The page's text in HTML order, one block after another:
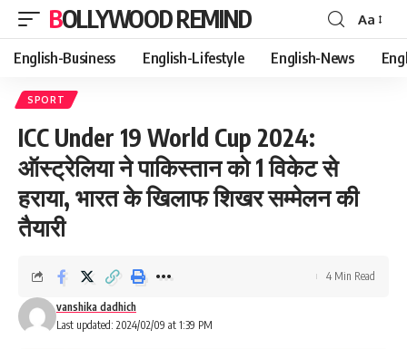
BOLLYWOOD REMIND
Font
Resizer
Aa
English-Business English-Lifestyle English-News
SPORT
ICC Under 19 World Cup 2024:
ऑस्ट्रेलिया ने पाकिस्तान को 1 विकेट से
हराया, भारत के खिलाफ शिखर सम्मेलन की
तैयारी
Last updated: 2024/02/09 at 1:39 PM
vanshika dadhich
4 Min Read